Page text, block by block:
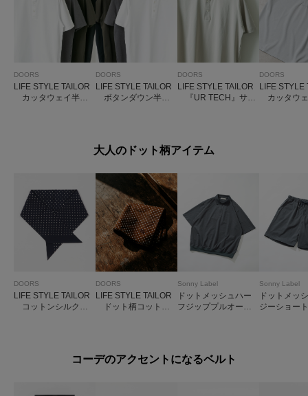
DOORS
LIFE STYLE TAILOR
カッタウェイ半袖
DOORS
LIFE STYLE TAILOR
ボタンダウン半袖
DOORS
LIFE STYLE TAILOR
『UR TECH』サマ
DOORS
LIFE STYLE
カッタウ
大人のドット柄アイテム
DOORS
LIFE STYLE TAILOR
コットンシルクド
DOORS
LIFE STYLE TAILOR
ドット柄コットン
Sonny Label
ドットメッシュハー
フジッププルオーバ
Sonny Label
ドットメッ
ジーショー
コーデのアクセントになるベルト